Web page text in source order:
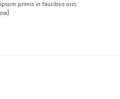
primis in faucibus orci.